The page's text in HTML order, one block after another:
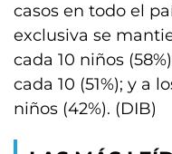
casos en todo el
exclusiva se
cada 10 niños
cada 10 (51%); y a
niños (42%). (DIB)